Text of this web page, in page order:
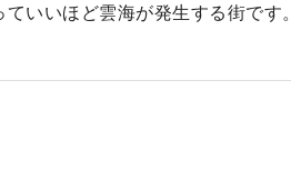
いいほど雲海が発生する街です。